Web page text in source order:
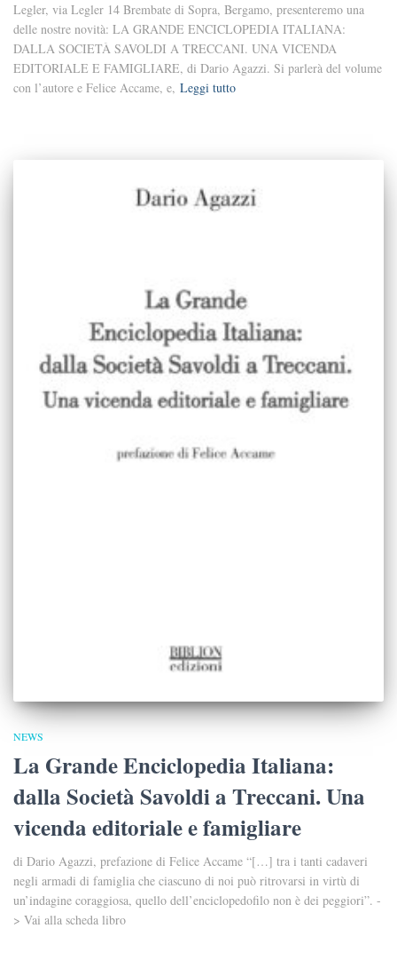
Legler, via Legler 14 Brembate di Sopra, Bergamo, presenteremo una
delle nostre novità: LA GRANDE ENCICLOPEDIA ITALIANA:
DALLA SOCIETÀ SAVOLDI A TRECCANI. UNA VICENDA
EDITORIALE E FAMIGLIARE, di Dario Agazzi. Si parlerà del volume
con l’autore e Felice Accame, e, Leggi tutto
NEWS
La Grande Enciclopedia Italiana:
dalla Società Savoldi a Treccani. Una
vicenda editoriale e famigliare
di Dario Agazzi, prefazione di Felice Accame “[…] tra i tanti cadaveri
negli armadi di famiglia che ciascuno di noi può ritrovarsi in virtù di
un’indagine coraggiosa, quello dell’enciclopedofilo non è dei peggiori”. -
> Vai alla scheda libro